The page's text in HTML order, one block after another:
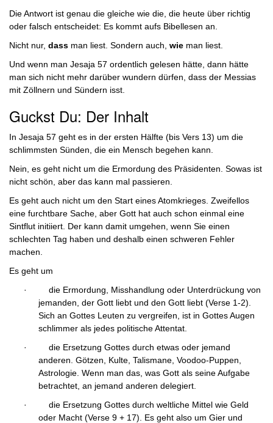
Die Antwort ist genau die gleiche wie die, die heute über richtig
oder falsch entscheidet: Es kommt aufs Bibellesen an.
Nicht nur, dass man liest. Sondern auch, wie man liest.
Und wenn man Jesaja 57 ordentlich gelesen hätte, dann hätte
man sich nicht mehr darüber wundern dürfen, dass der Messias
mit Zöllnern und Sündern isst.
Guckst Du: Der Inhalt
In Jesaja 57 geht es in der ersten Hälfte (bis Vers 13) um die
schlimmsten Sünden, die ein Mensch begehen kann.
Nein, es geht nicht um die Ermordung des Präsidenten. Sowas ist
nicht schön, aber das kann mal passieren.
Es geht auch nicht um den Start eines Atomkrieges. Zweifellos
eine furchtbare Sache, aber Gott hat auch schon einmal eine
Sintflut initiiert. Der kann damit umgehen, wenn Sie einen
schlechten Tag haben und deshalb einen schweren Fehler
machen.
Es geht um
·
die Ermordung, Misshandlung oder Unterdrückung von
jemanden, der Gott liebt und den Gott liebt (Verse 1-2).
Sich an Gottes Leuten zu vergreifen, ist in Gottes Augen
schlimmer als jedes politische Attentat.
·
die Ersetzung Gottes durch etwas oder jemand
anderen. Götzen, Kulte, Talismane, Voodoo-Puppen,
Astrologie Wenn man das, was Gott als seine Aufgabe
betrachtet, an jemand anderen delegiert.
·
die Ersetzung Gottes durch weltliche Mittel wie Geld
oder Macht (Verse 9 + 17). Es geht also um Gier und